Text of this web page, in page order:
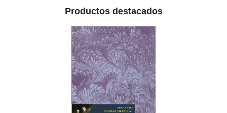
Productos destacados